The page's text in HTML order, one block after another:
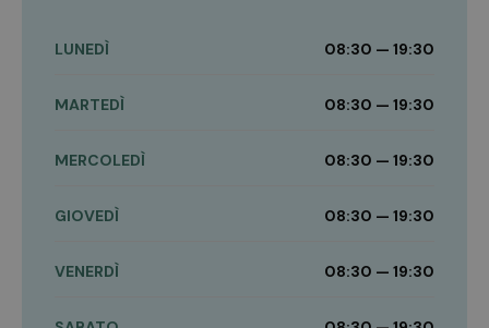
LUNEDÌ 08:30 — 19:30
MARTEDÌ 08:30 — 19:30
MERCOLEDÌ 08:30 — 19:30
GIOVEDÌ 08:30 — 19:30
VENERDÌ 08:30 — 19:30